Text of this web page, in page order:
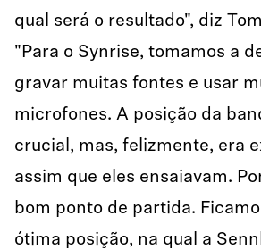
qual será o resultado", diz
"Para o Synrise, tomamos a
gravar muitas fontes e usar
microfones. A posição da
crucial, mas, felizmente, era
assim que eles ensaiavam.
bom ponto de partida.
ótima posição, na qual a